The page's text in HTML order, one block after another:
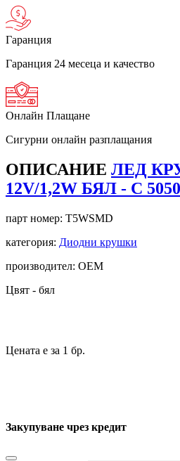
Гаранция
Гаранция 24 месеца и качество
Онлайн Плащане
Сигурни онлайн разплащания
ОПИСАНИЕ ЛЕД
12V/1,2W БЯЛ - С
парт номер: T5WSMD
категория: Диодни крушки
производител: OEM
Цвят - бял
Цената е за 1 бр.
Закупуване чрез кредит